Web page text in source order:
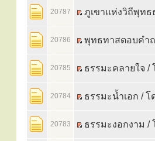
20787 ภูเขาแห่งวิถีพุท
20786 พุทธทาสตอบคำ
20785 ธรรมะคลายใจ /
20784 ธรรมะน้ำเอก / โ
20783 ธรรมะงอกงาม /